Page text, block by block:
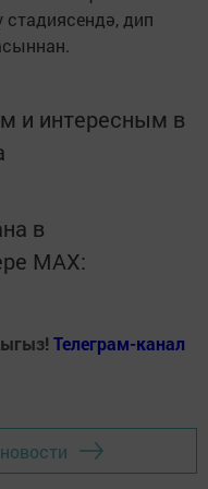
дип
и интересным в
в
MАХ:
Телеграм-канал